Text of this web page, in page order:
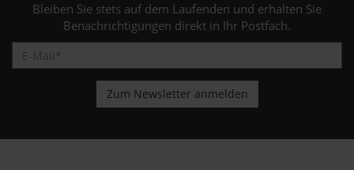
Bleiben Sie stets auf dem Laufenden und erhalten Sie
Benachrichtigungen direkt in Ihr Postfach.